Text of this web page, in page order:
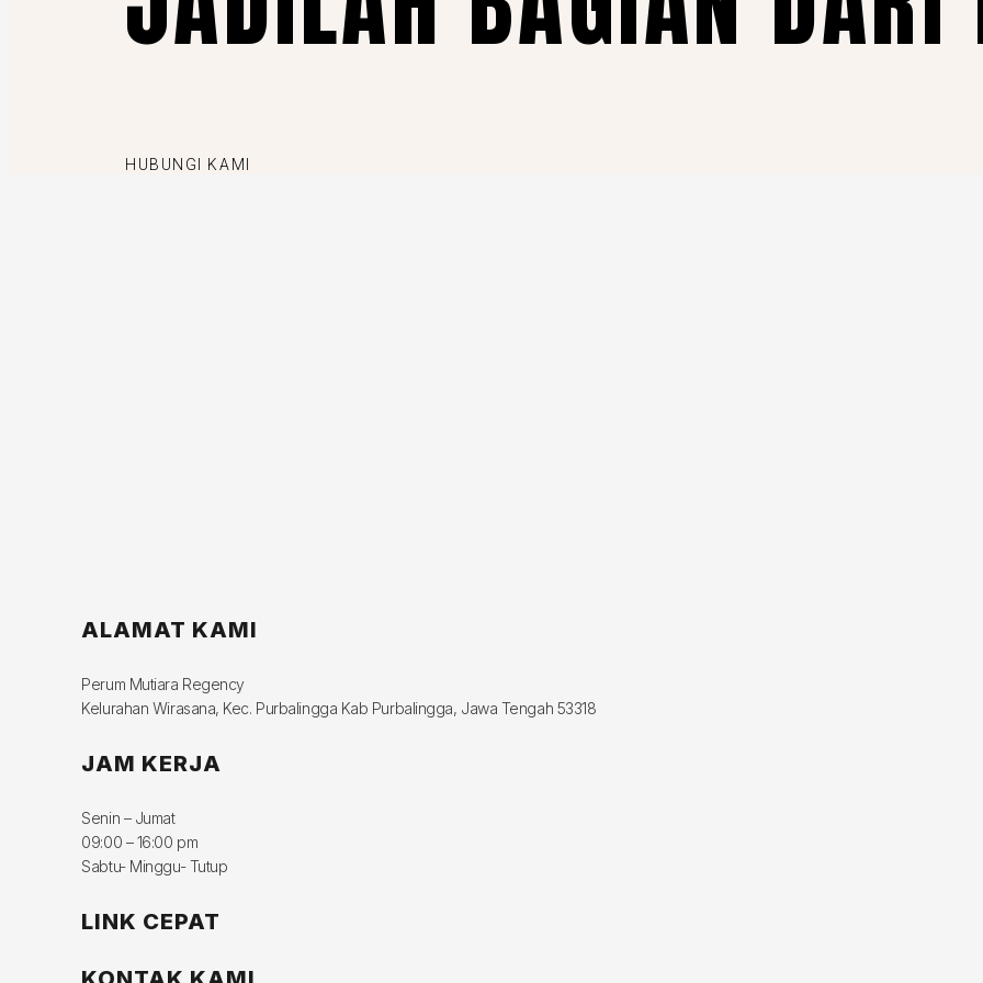
HUBUNGI KAMI
ALAMAT KAMI
Perum Mutiara Regency
Kelurahan Wirasana, Kec. Purbalingga Kab Purbalingga, Jawa Tengah 53318
JAM KERJA
Senin – Jumat
09:00 – 16:00 pm
Sabtu- Minggu- Tutup
LINK CEPAT